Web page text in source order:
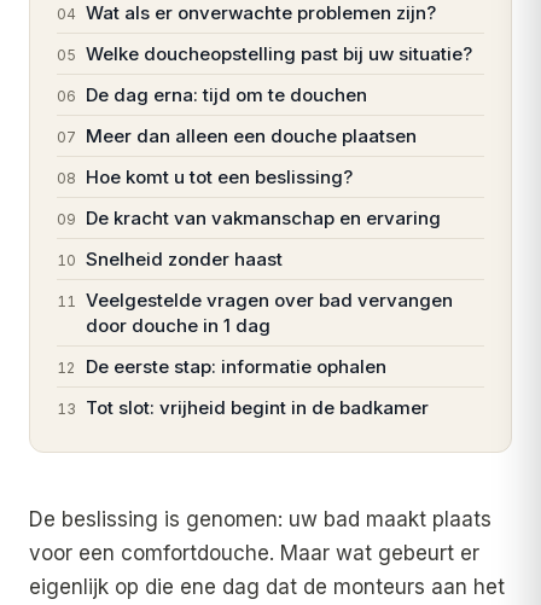
04 Wat als er onverwachte problemen zijn?
05 Welke doucheopstelling past bij uw situatie?
06 De dag erna: tijd om te douchen
07 Meer dan alleen een douche plaatsen
08 Hoe komt u tot een beslissing?
09 De kracht van vakmanschap en ervaring
10 Snelheid zonder haast
11 Veelgestelde vragen over bad vervangen
door douche in 1 dag
12 De eerste stap: informatie ophalen
13 Tot slot: vrijheid begint in de badkamer
De beslissing is genomen: uw bad maakt plaats
voor een comfortdouche. Maar wat gebeurt er
eigenlijk op die ene dag dat de monteurs aan het